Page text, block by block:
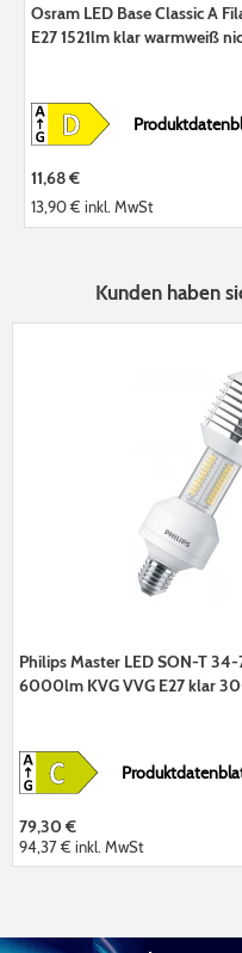
Osram LED Base Classic A
E27 1521lm klar warmweiß
11,68 €
13,90 € inkl. MwSt
Kunden haben
Philips Master LED SON-T
6000lm KVG VVG E27 klar
79,30 €
94,37 € inkl. MwSt